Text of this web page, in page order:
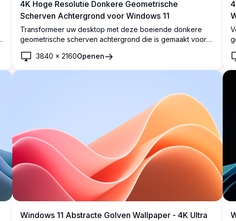
4K Hoge Resolutie Donkere Geometrische
Scherven Achtergrond voor Windows 11
Transformeer uw desktop met deze boeiende donkere
geometrische scherven achtergrond die is gemaakt voor
blauwe scherven tegen een diepblauwe
gradiëntachtergrond. Deze 4K-achtergrond voegt een
3840 ×2160Openen
Windows 11 Abstracte Golven Wallpaper - 4K Ultra